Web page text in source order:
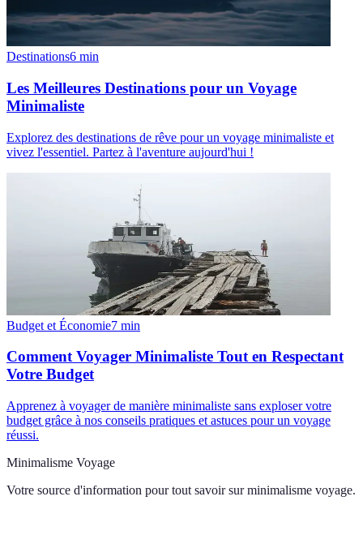
Destinations6 min
Les Meilleures Destinations pour un Voyage
Minimaliste
Explorez des destinations de rêve pour un voyage minimaliste et
vivez l'essentiel. Partez à l'aventure aujourd'hui !
Budget et Économie7 min
Comment Voyager Minimaliste Tout en Respectant
Votre Budget
Apprenez à voyager de manière minimaliste sans exploser votre
budget grâce à nos conseils pratiques et astuces pour un voyage
réussi.
Minimalisme Voyage
Votre source d'information pour tout savoir sur minimalisme voyage.